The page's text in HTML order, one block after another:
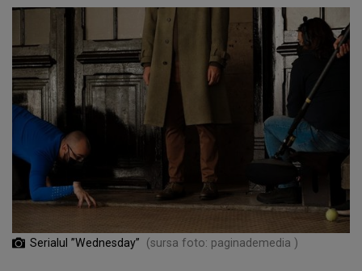
Serialul ”Wednesday” (sursa foto: paginademedia )